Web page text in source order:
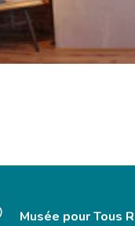
Musée pour Tous